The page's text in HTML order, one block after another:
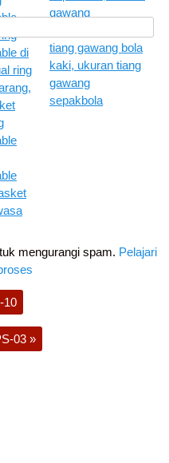
mengurangi spam. Pelajari
10
03 »